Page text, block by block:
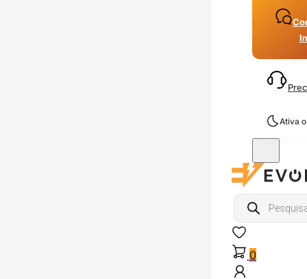
Ativa
Products
search
0